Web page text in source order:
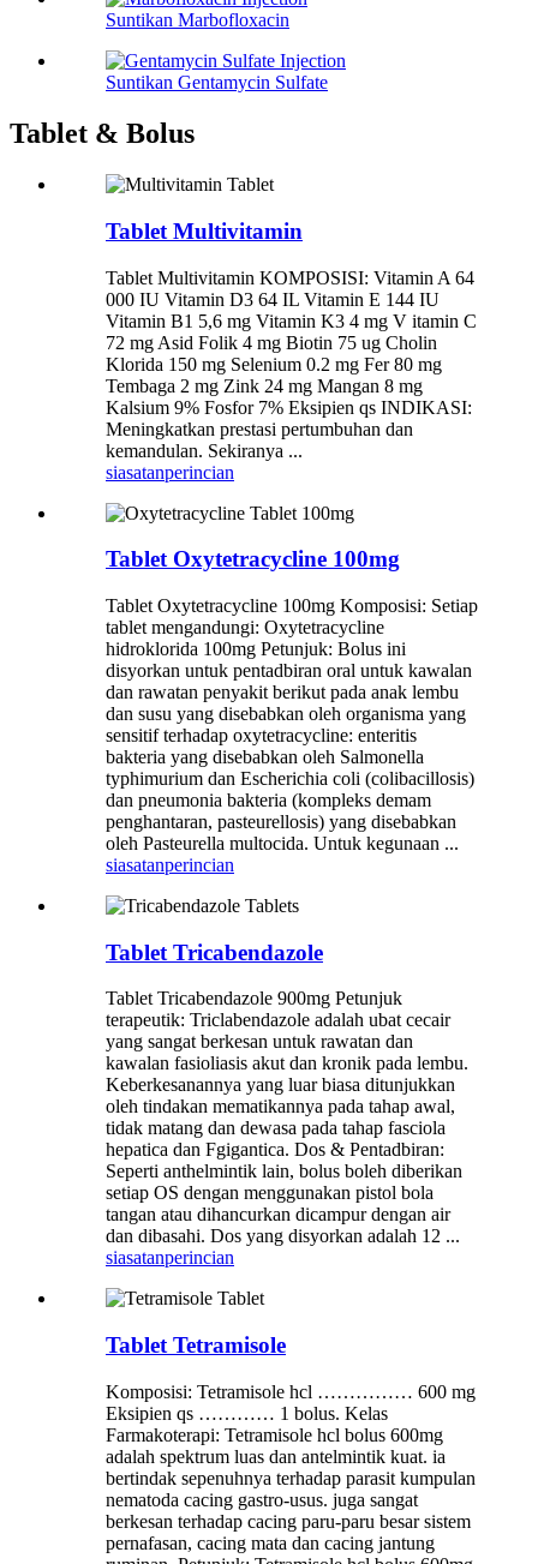
Suntikan Marbofloxacin
Suntikan Gentamycin Sulfate
Tablet & Bolus
Tablet Multivitamin
Tablet Multivitamin KOMPOSISI: Vitamin A 64
000 IU Vitamin D3 64 IL Vitamin E 144 IU
Vitamin B1 5,6 mg Vitamin K3 4 mg V itamin C
72 mg Asid Folik 4 mg Biotin 75 ug Cholin
Klorida 150 mg Selenium 0.2 mg Fer 80 mg
Tembaga 2 mg Zink 24 mg Mangan 8 mg
Kalsium 9% Fosfor 7% Eksipien qs INDIKASI:
Meningkatkan prestasi pertumbuhan dan
kemandulan. Sekiranya ...
siasatanperincian
Tablet Oxytetracycline 100mg
Tablet Oxytetracycline 100mg Komposisi: Setiap
tablet mengandungi: Oxytetracycline
hidroklorida 100mg Petunjuk: Bolus ini
disyorkan untuk pentadbiran oral untuk kawalan
dan rawatan penyakit berikut pada anak lembu
dan susu yang disebabkan oleh organisma yang
sensitif terhadap oxytetracycline: enteritis
bakteria yang disebabkan oleh Salmonella
typhimurium dan Escherichia coli (colibacillosis)
dan pneumonia bakteria (kompleks demam
penghantaran, pasteurellosis) yang disebabkan
oleh Pasteurella multocida. Untuk kegunaan ...
siasatanperincian
Tablet Tricabendazole
Tablet Tricabendazole 900mg Petunjuk
terapeutik: Triclabendazole adalah ubat cecair
yang sangat berkesan untuk rawatan dan
kawalan fasioliasis akut dan kronik pada lembu.
Keberkesanannya yang luar biasa ditunjukkan
oleh tindakan mematikannya pada tahap awal,
tidak matang dan dewasa pada tahap fasciola
hepatica dan Fgigantica. Dos & Pentadbiran:
Seperti anthelmintik lain, bolus boleh diberikan
setiap OS dengan menggunakan pistol bola
tangan atau dihancurkan dicampur dengan air
dan dibasahi. Dos yang disyorkan adalah 12 ...
siasatanperincian
Tablet Tetramisole
Komposisi: Tetramisole hcl …………… 600 mg
Eksipien qs ………… 1 bolus. Kelas
Farmakoterapi: Tetramisole hcl bolus 600mg
adalah spektrum luas dan antelmintik kuat. ia
bertindak sepenuhnya terhadap parasit kumpulan
nematoda cacing gastro-usus. juga sangat
berkesan terhadap cacing paru-paru besar sistem
pernafasan, cacing mata dan cacing jantung